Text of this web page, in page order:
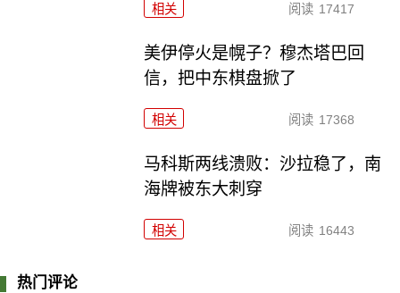
相关 阅读 17417
美伊停火是幌子？穆杰塔巴回
信，把中东棋盘掀了
相关 阅读 17368
马科斯两线溃败：沙拉稳了，南
海牌被东大刺穿
相关 阅读 16443
热门评论